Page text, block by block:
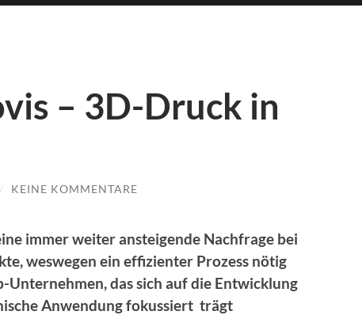
– 3D-Druck in
/ KEINE KOMMENTARE
immer weiter ansteigende Nachfrage bei
weswegen ein effizienter Prozess nötig
Unternehmen, das sich auf die Entwicklung
Anwendung fokussiert trägt